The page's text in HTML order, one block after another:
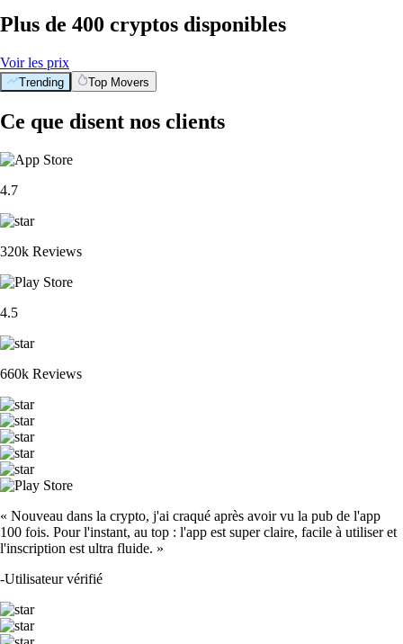
Plus de 400 cryptos disponibles
Voir les prix
Trending Top Movers
BTC 56,318.05
ADA$
$
SOL$63.74 +0.98%